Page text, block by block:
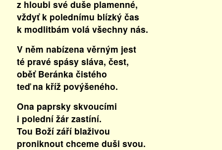
z hloubi své duše plamenné,
vždyť k polednímu blízký čas
k modlitbám volá všechny nás.
V něm nabízena věrným jest
té pravé spásy sláva, čest,
oběť Beránka čistého
teď na kříž povýšeného.
Ona paprsky skvoucími
i polední žár zastíní.
Tou Boží září blaživou
proniknout chceme duši svou.